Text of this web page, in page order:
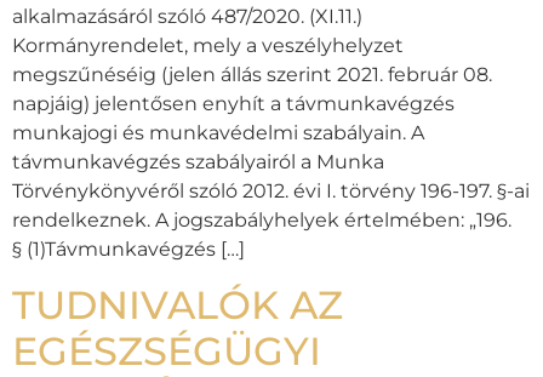
alkalmazásáról szóló 487/2020. (XI.11.)
Kormányrendelet, mely a veszélyhelyzet
megszűnéséig (jelen állás szerint 2021. február 08.
napjáig) jelentősen enyhít a távmunkavégzés
munkajogi és munkavédelmi szabályain. A
távmunkavégzés szabályairól a Munka
Törvénykönyvéről szóló 2012. évi I. törvény 196-197. §-ai
rendelkeznek. A jogszabályhelyek értelmében: „196.
§ (1)Távmunkavégzés […]
TUDNIVALÓK AZ
EGÉSZSÉGÜGYI